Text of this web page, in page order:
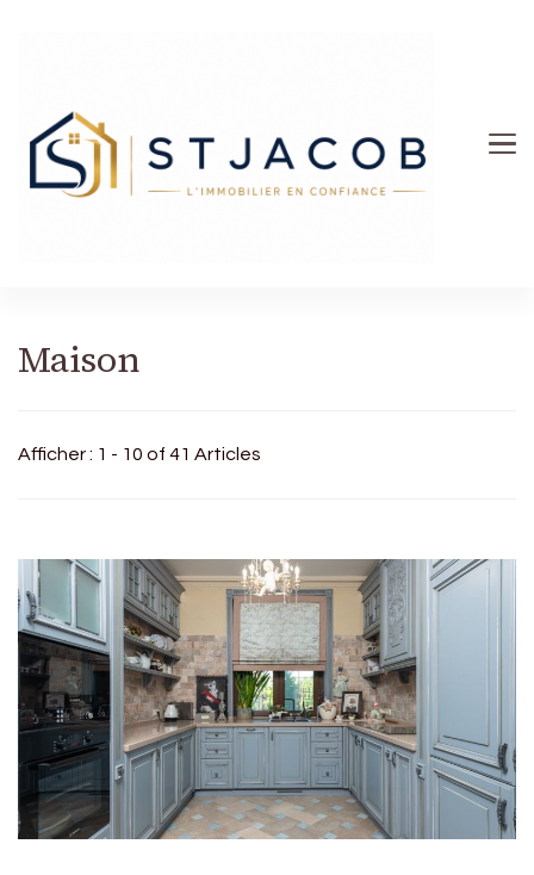
Maison
Afficher : 1 - 10 of 41 Articles